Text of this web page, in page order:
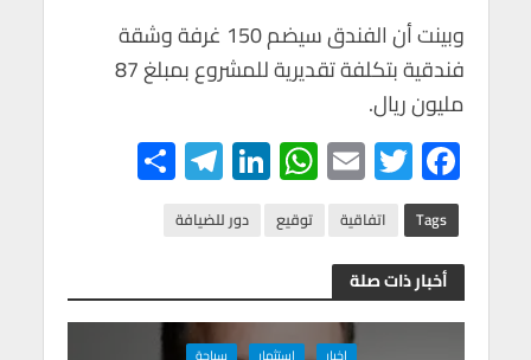
وبينت أن الفندق سيضم 150 غرفة وشقة
فندقية بتكلفة تقديرية للمشروع بمبلغ 87
مليون ريال.
F
ac
e
b
o
T
wi
tt
er
E
m
ail
W
h
at
A
Li
n
ke
n
Te
le
gr
m
Tags اتفاقية توقيع دور للضيافة
أخبار ذات صلة